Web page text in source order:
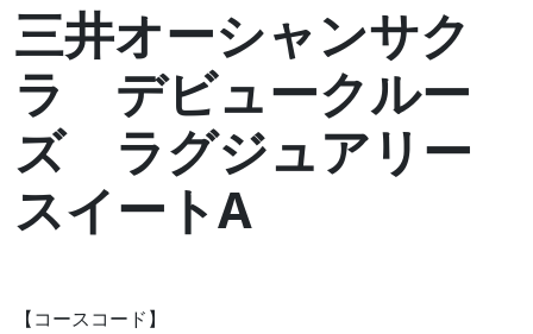
三井オーシャンサク
ラ デビュークルー
ズ ラグジュアリー
スイートA
【コースコード】